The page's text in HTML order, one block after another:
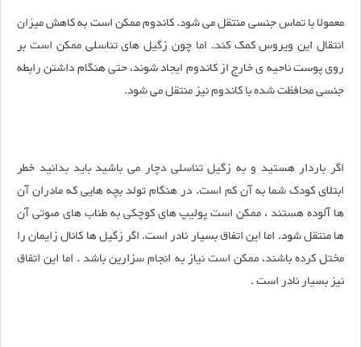
معمولا با تماس جنسی منتقل می شود. کاندوم ممکن است به کاهش میزان
انتقال این ویروس کمک کند. اما چون زگیل های تناسلی ممکن است بر
روی پوست ناحیه ى خارج از کاندوم ایجاد شوند، حتی هنگام داشتن رابطه
جنسی محافظت شده با کاندوم نیز منتقل مى شود.
اگر باردار هستید و به زگیل تناسلی دچار می باشید باید بدانید خطر
ابتلاى کودک شما به آن کم است. در هنگام تولد بچه هایى که مادران آن
ها آلوده هستند ، ممکن است پولیپ های کوچکى به طناب های صوتی آن
ها منتقل شود. اما این اتفاق بسیار نادر است. اگر زگیل ها کانال زایمان را
مختل کرده باشند، ممکن است نیاز به انجام سزارین باشد . اما این اتفاق
نیز بسیار نادر است .